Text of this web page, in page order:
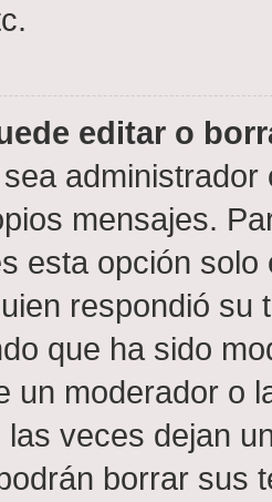
editar o
mensajes.
esta opción
respondió su
que ha sido
un moderador o
las veces dejan
borrar sus